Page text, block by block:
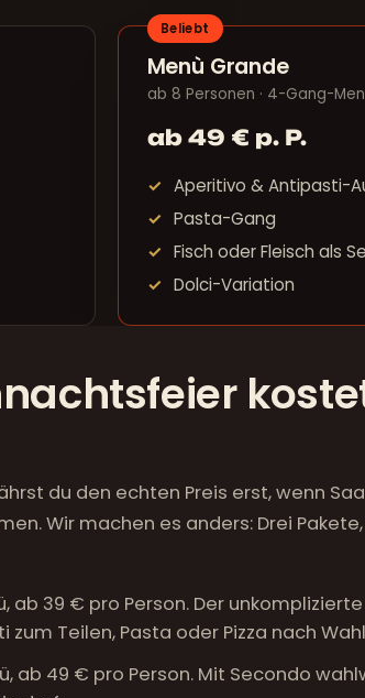
Beliebt
Menù Grande
ab 8 Personen · 4-Gang-
ab 49 € p. P.
Aperitivo & Antipasti-
Pasta-Gang
Fisch oder Fleisch als
Dolci-Variation
du den echten Preis erst, wenn
Wir machen es anders: Drei
39 € pro Person. Der
Teilen, Pasta oder Pizza nach
49 € pro Person. Mit Secondo